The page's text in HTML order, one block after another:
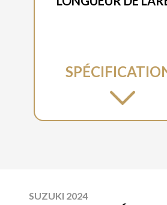
GARNITURE
SUZUKI 2024